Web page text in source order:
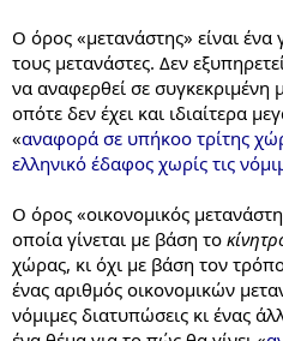
Ο όρος «μετανάστης» είναι
τους μετανάστες. Δεν
να αναφερθεί σε συγκεκριμένη
οπότε δεν έχει και ιδιαίτερα
«αναφορά σε υπήκοο τρίτης
ελληνικό έδαφος χωρίς τις
Ο όρος «οικονομικός
οποία γίνεται με βάση το
χώρας, κι όχι με βάση τον
ένας αριθμός οικονομικών
νόμιμες διατυπώσεις κι ένας